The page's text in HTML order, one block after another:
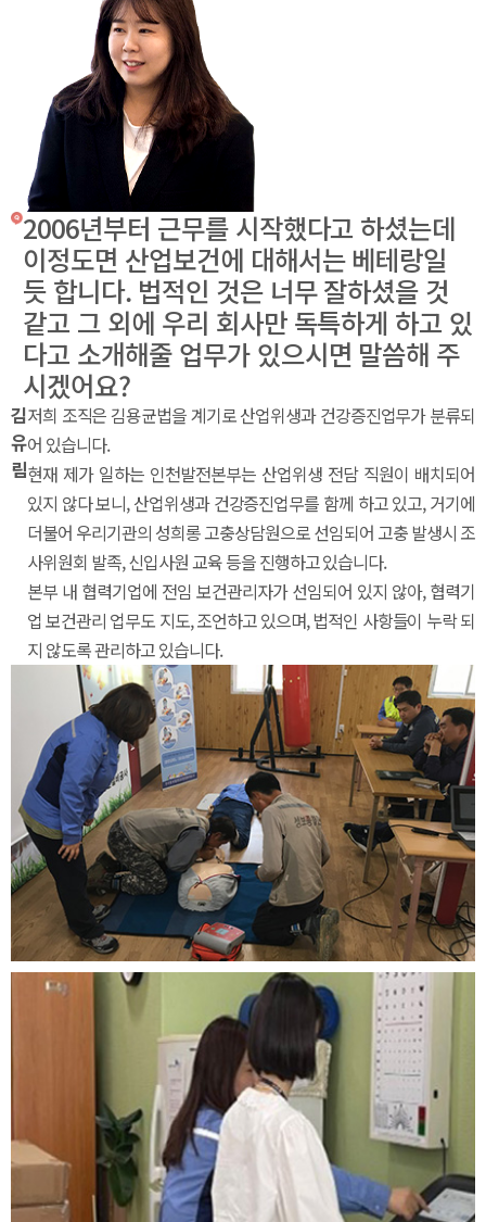
2006년부터 근무를 시작했다고 하셨는데
이정도면 산업보건에 대해서는 베테랑일
듯 합니다. 법적인 것은 너무 잘하셨을 것
같고 그 외에 우리 회사만 독특하게 하고 있
다고 소개해줄 업무가 있으시면 말씀해 주
시겠어요?
김
유
림
저희 조직은 김용균법을 계기로 산업위생과 건강증진업무가 분류되
어 있습니다.
현재 제가 일하는 인천발전본부는 산업위생 전담 직원이 배치되어
있지 않다 보니, 산업위생과 건강증진업무를 함께 하고 있고, 거기에
더불어 우리기관의 성희롱 고충상담원으로 선임되어 고충 발생시 조
사위원회 발족, 신입사원 교육 등을 진행하고 있습니다.
본부 내 협력기업에 전임 보건관리자가 선임되어 있지 않아, 협력기
업 보건관리 업무도 지도, 조언하고 있으며, 법적인 사항들이 누락 되
지 않도록 관리하고 있습니다.